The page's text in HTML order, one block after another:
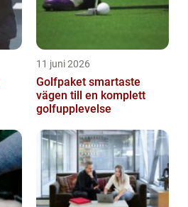
11 juni 2026
Golfpaket smartaste
vägen till en komplett
golfupplevelse